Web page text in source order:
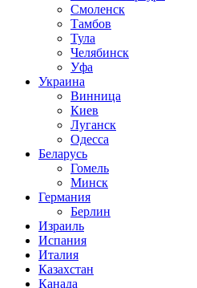
Смоленск
Тамбов
Тула
Челябинск
Уфа
Украина
Винница
Киев
Луганск
Одесса
Беларусь
Гомель
Минск
Германия
Берлин
Израиль
Испания
Италия
Казахстан
Канада